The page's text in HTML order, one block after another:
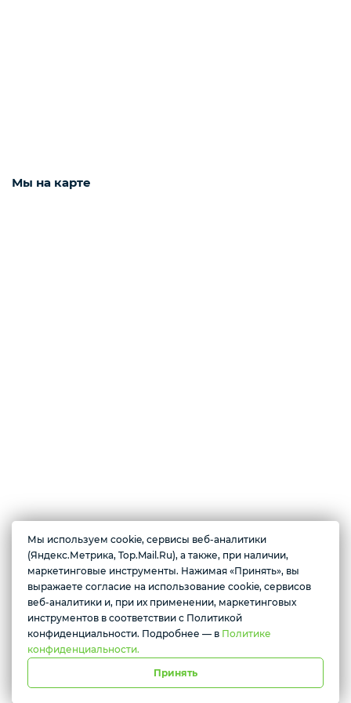
Мы на карте
О магазине
Магазин цифровой электроники. В продаже имеются по доступным
ценам: смартфоны, планшеты, смарт-часы, беспроводные наушники,
ноутбуки, игровые приставки, колонки, видеокарты, телевизоры и
многое другое.
г. Красноярск, ул. Абытаевская 2, офис 337
Мы используем cookie, сервисы веб-аналитики
(Яндекс.Метрика, Top.Mail.Ru), а также, при наличии,
маркетинговые инструменты. Нажимая «Принять», вы
выражаете согласие на использование cookie, сервисов
веб-аналитики и, при их применении, маркетинговых
инструментов в соответствии с Политикой
конфиденциальности. Подробнее — в Политике
конфиденциальности.
Принять
Желаете подозвать сотрудника
Да Нет